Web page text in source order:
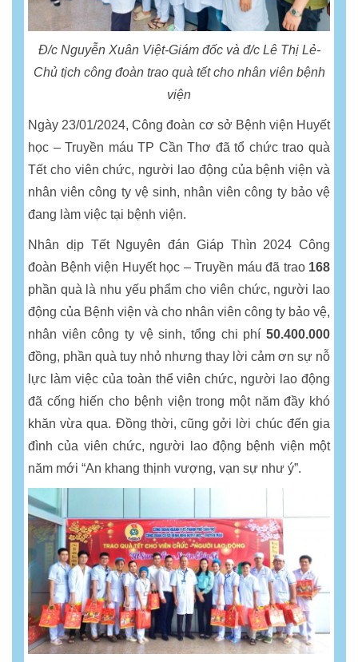
Đ/c Nguyễn Xuân Việt-Giám đốc và đ/c Lê Thị Lẻ-
Chủ tịch công đoàn trao quà tết cho nhân viên bệnh
viện
Ngày 23/01/2024, Công đoàn cơ sở Bệnh viện Huyết
học – Truyền máu TP Cần Thơ đã tổ chức trao quà
Tết cho viên chức, người lao động của bệnh viện và
nhân viên công ty vệ sinh, nhân viên công ty bảo vệ
đang làm việc tại bệnh viện.
Nhân dịp Tết Nguyên đán Giáp Thìn 2024 Công
đoàn Bệnh viện Huyết học – Truyền máu đã trao 168
phần quà là nhu yếu phẩm cho viên chức, người lao
động của Bệnh viện và cho nhân viên công ty bảo vệ,
nhân viên công ty vệ sinh, tổng chi phí 50.400.000
đồng, phần quà tuy nhỏ nhưng thay lời cảm ơn sự nỗ
lực làm việc của toàn thể viên chức, người lao động
đã cống hiến cho bệnh viện trong một năm đầy khó
khăn vừa qua. Đồng thời, cũng gởi lời chúc đến gia
đình của viên chức, người lao động bệnh viện một
năm mới “An khang thịnh vượng, vạn sự như ý”.